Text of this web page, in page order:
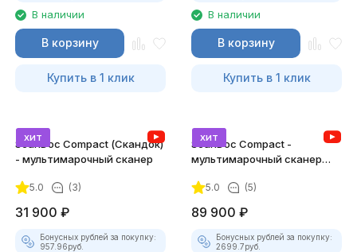
В наличии
В корзину
Купить в 1 клик
В наличии
В корзину
Купить в 1 клик
хит
ScanDoc Compact (Скандок)
- мультимарочный сканер
5.0 (3)
31 900 ₽
Бонусных рублей за покупку:
957.96руб.
хит
ScanDoc Compact -
мультимарочный сканер
5.0 (5)
89 900 ₽
Бонусных рублей за покупку:
2699.7руб.